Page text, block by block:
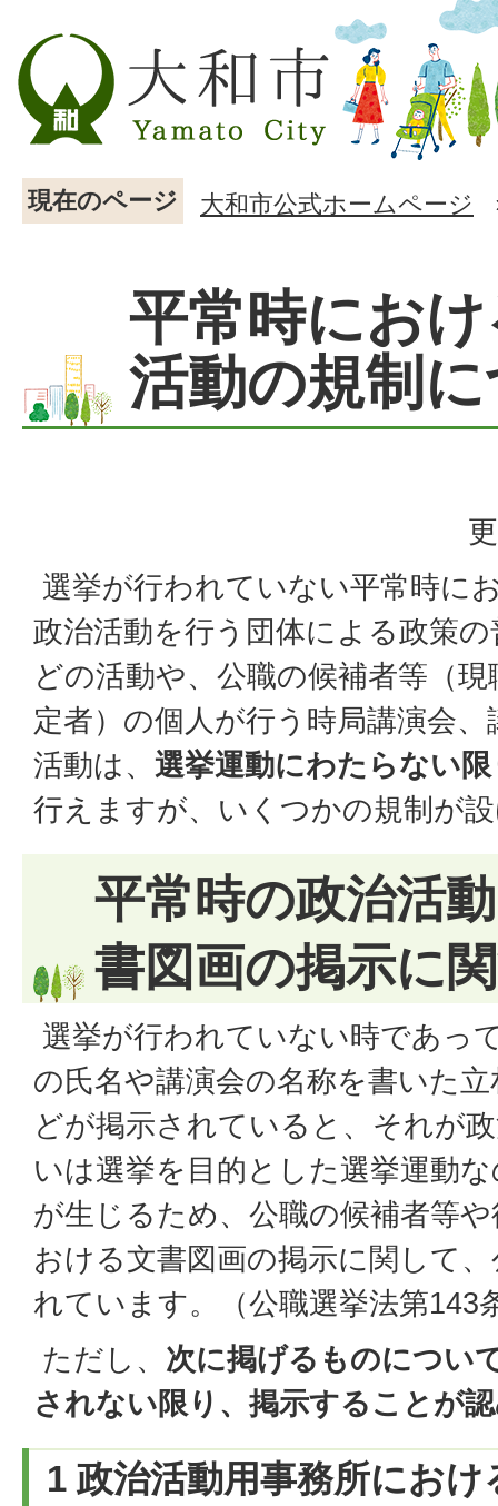
現在のページ 大和市公式ホームページ
平常時にお
活動の規制
選挙が行われていない平常時に
政治活動を行う団体による政策
どの活動や、公職の候補者等（
定者）の個人が行う時局講演会
活動は、 選挙運動にわたらない
行えますが、いくつかの規制が
平常時の政治活
書図画の掲示に
選挙が行われていない時であっ
の氏名や講演会の名称を書いた
どが掲示されていると、それが
いは選挙を目的とした選挙運動
が生じるため、公職の候補者等
おける文書図画の掲示に関して
れています。（公職選挙法第143
ただし、 次に掲げるものについ
されない限り、掲示することが
1 政治活動用事務所にお